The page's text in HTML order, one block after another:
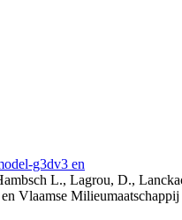
g3dv3 en
L., Lagrou, D.,
Vlaamse